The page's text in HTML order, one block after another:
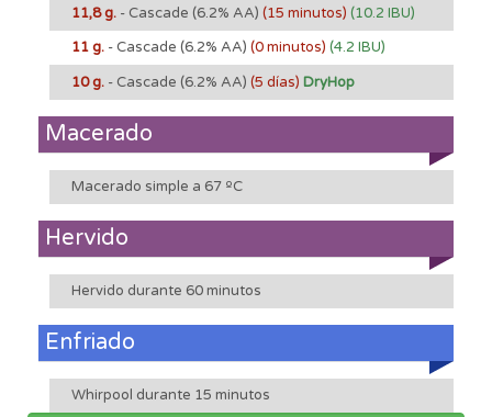
11,8 g. - Cascade (6.2% AA) (15 minutos) (10.2 IBU)
11 g. - Cascade (6.2% AA) (0 minutos) (4.2 IBU)
10 g. - Cascade (6.2% AA) (5 días) DryHop
Macerado
Macerado simple a 67 ºC
Hervido
Hervido durante 60 minutos
Enfriado
Whirpool durante 15 minutos